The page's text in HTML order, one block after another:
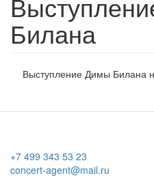
Билана
Выступление Димы Билана
+7 499 343 53 23
concert-agent@mail.ru